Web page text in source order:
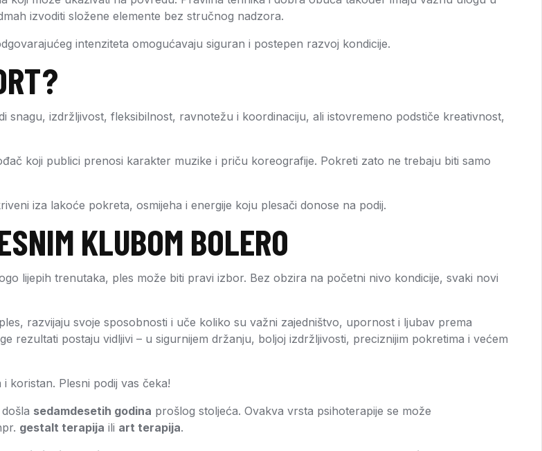
izvoditi složene elemente bez stručnog nadzora.
intenziteta omogućavaju siguran i postepen razvoj kondicije.
snagu, izdržljivost, fleksibilnost, ravnotežu i koordinaciju, ali istovremeno podstiče kreativnost,
koji publici prenosi karakter muzike i priču koreografije. Pokreti zato ne trebaju biti samo
iza lakoće pokreta, osmijeha i energije koju plesači donose na podij.
KLUBOM BOLERO
lijepih trenutaka, ples može biti pravi izbor. Bez obzira na početni nivo kondicije, svaki novi
razvijaju svoje sposobnosti i uče koliko su važni zajedništvo, upornost i ljubav prema
rezultati postaju vidljivi – u sigurnijem držanju, boljoj izdržljivosti, preciznijim pokretima i većem
koristan. Plesni podij vas čeka!
sedamdesetih godina prošlog stoljeća. Ovakva vrsta psihoterapije se može
gestalt terapija ili art terapija.